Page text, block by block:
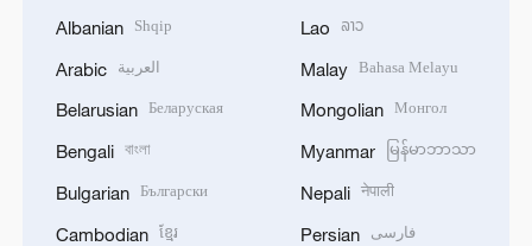
Albanian Shqip
Arabic العربية
Belarusian Беларуская
Bengali বাংলা
Bulgarian Български
Cambodian ខ្មែរ
Lao ລາວ
Malay Bahasa Melayu
Mongolian Монгол
Myanmar မြန်မာဘာသာ
Nepali नेपाली
Persian فارسی